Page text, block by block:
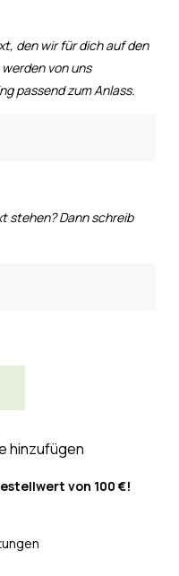
den wir für dich auf den
von uns
passend zum Anlass.
stehen? Dann schreib
hinzufügen
von 100 €!